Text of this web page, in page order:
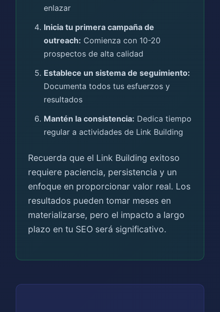
enlazar
Inicia tu primera campaña de
outreach: Comienza con 10-20
prospectos de alta calidad
Establece un sistema de seguimiento:
Documenta todos tus esfuerzos y
resultados
Mantén la consistencia: Dedica tiempo
regular a actividades de Link Building
Recuerda que el Link Building exitoso
requiere paciencia, persistencia y un
enfoque en proporcionar valor real. Los
resultados pueden tomar meses en
materializarse, pero el impacto a largo
plazo en tu SEO será significativo.